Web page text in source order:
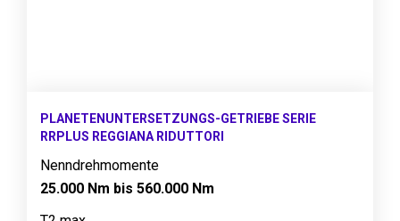
PLANETENUNTERSETZUNGS-GETRIEBE SERIE
RRPLUS REGGIANA RIDUTTORI
Nenndrehmomente
25.000 Nm bis 560.000 Nm